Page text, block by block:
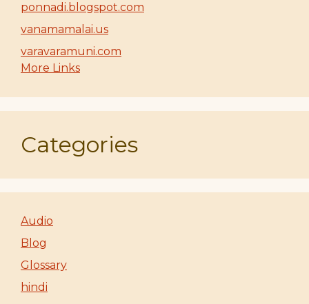
ponnadi.blogspot.com
vanamamalai.us
varavaramuni.com
More Links
Categories
Audio
Blog
Glossary
hindi